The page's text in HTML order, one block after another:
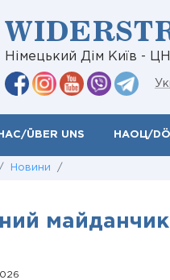
Німецький Дім Київ -
ÜBER UNS НАОЦ/
Новини /